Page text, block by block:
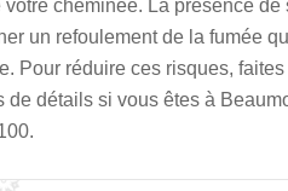
cheminée. La présence de
un refoulement de la fumée
Pour réduire ces risques,
détails si vous êtes à